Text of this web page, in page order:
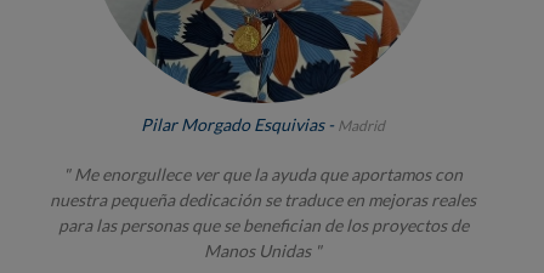
Pilar Morgado Esquivias - Madrid
" Me enorgullece ver que la ayuda que aportamos con
nuestra pequeña dedicación se traduce en mejoras reales
para las personas que se benefician de los proyectos de
Manos Unidas "